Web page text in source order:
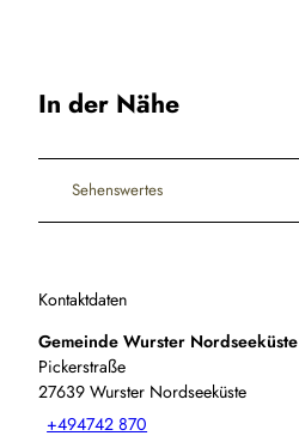
In der Nähe
Sehenswertes
Kontaktdaten
Gemeinde Wurster Nordseeküste
Pickerstraße
27639 Wurster Nordseeküste
+494742 870